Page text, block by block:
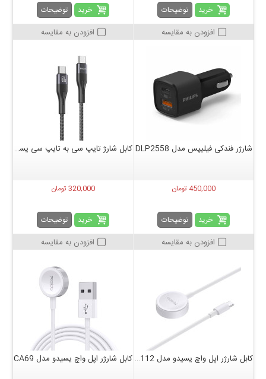
خرید توضیحات
افزودن به مقایسه
خرید توضیحات
افزودن به مقایسه
شارژر فندکی فیلیپس مدل DLP2558
450,000 تومان
خرید توضیحات
افزودن به مقایسه
کابل شارژ تایپ سی به تایپ سی یسیدو مدل CA156
320,000 تومان
خرید توضیحات
افزودن به مقایسه
کابل شارژر اپل واچ یسیدو مدل CA112 کابل شارژر اپل واچ یسیدو مدل CA69